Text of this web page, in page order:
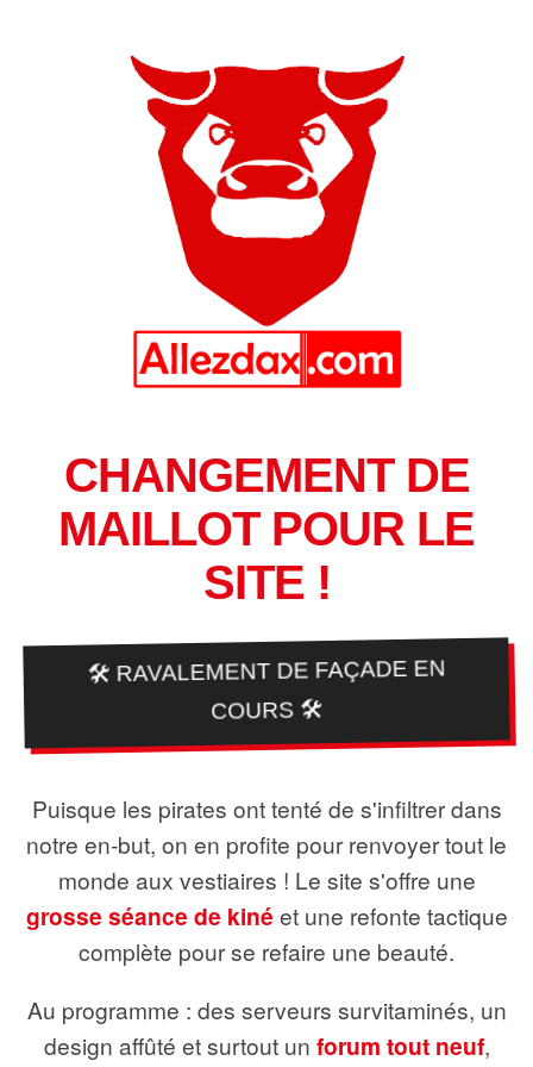
CHANGEMENT DE
MAILLOT POUR LE
SITE !
🛠️ RAVALEMENT DE FAÇADE EN
COURS 🛠️
Puisque les pirates ont tenté de s'infiltrer dans
notre en-but, on en profite pour renvoyer tout le
monde aux vestiaires ! Le site s'offre une
grosse séance de kiné et une refonte tactique
complète pour se refaire une beauté.
Au programme : des serveurs survitaminés, un
design affûté et surtout un forum tout neuf,